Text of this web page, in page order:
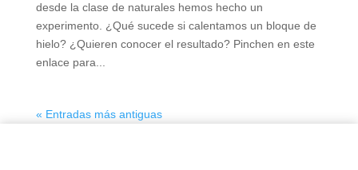
desde la clase de naturales hemos hecho un
experimento. ¿Qué sucede si calentamos un bloque de
hielo? ¿Quieren conocer el resultado? Pinchen en este
enlace para...
« Entradas más antiguas